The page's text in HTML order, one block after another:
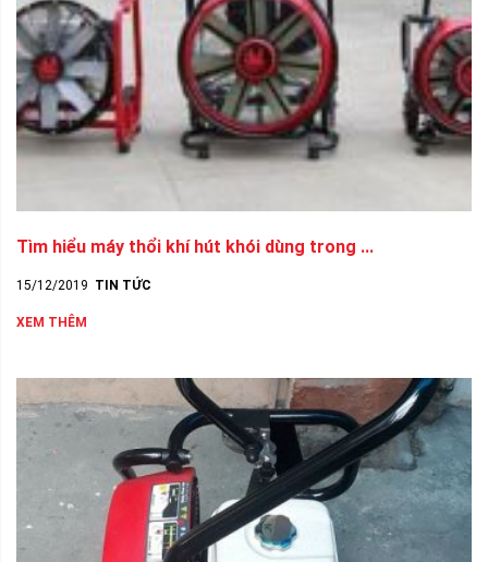
Tìm hiểu máy thổi khí hút khói dùng trong ...
15/12/2019 TIN TỨC
XEM THÊM